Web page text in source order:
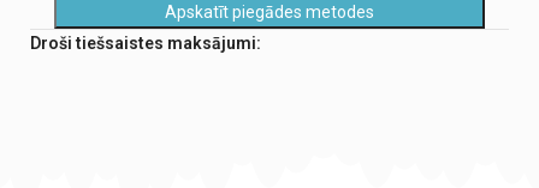
Apskatīt piegādes metodes
Droši tiešsaistes maksājumi: